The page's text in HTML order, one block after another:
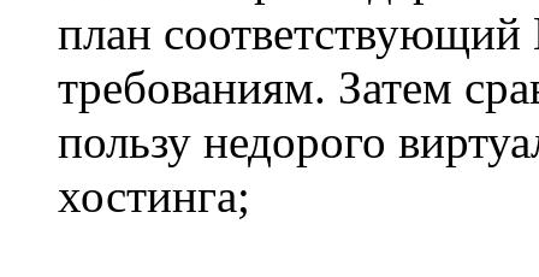
план
требованиям. Затем
пользу недорого
хостинга;